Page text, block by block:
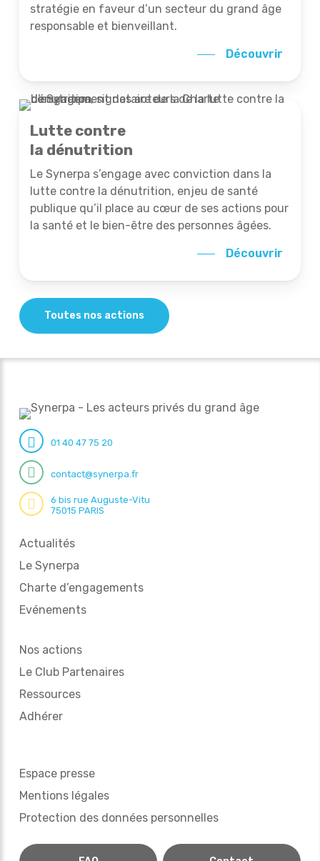
stratégie en faveur d’un secteur du grand âge
responsable et bienveillant.
Découvrir
Lutte contre
la dénutrition
Le Synerpa s’engage avec conviction dans la
lutte contre la dénutrition, enjeu de santé
publique qu’il place au cœur de ses actions pour
la santé et le bien-être des personnes âgées.
Découvrir
Toutes nos actions
01 40 47 75 20
contact@synerpa.fr
6 bis rue Auguste-Vitu
75015 PARIS
Actualités
Le Synerpa
Charte d’engagements
Evénements
Nos actions
Le Club Partenaires
Ressources
Adhérer
Espace presse
Mentions légales
Protection des données personnelles